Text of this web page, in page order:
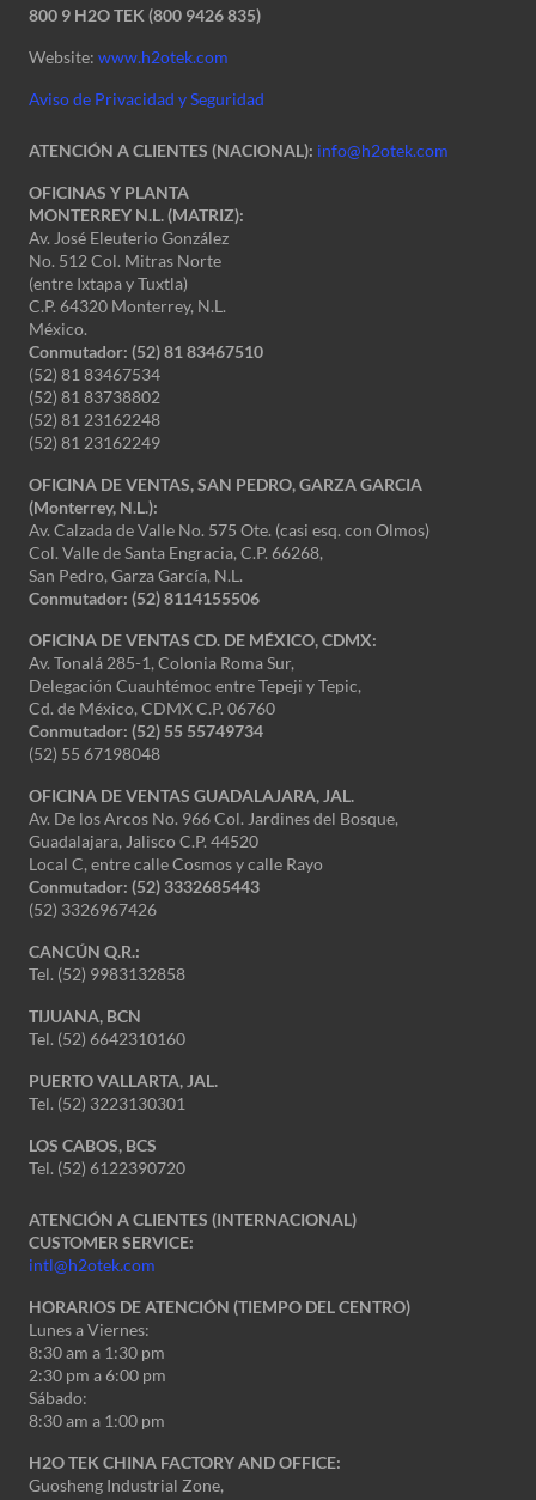
800 9 H2O TEK (800 9426 835)
Website: www.h2otek.com
Aviso de Privacidad y Seguridad
ATENCIÓN A CLIENTES (NACIONAL): info@h2otek.com
OFICINAS Y PLANTA
MONTERREY N.L. (MATRIZ):
Av. José Eleuterio González
No. 512 Col. Mitras Norte
(entre Ixtapa y Tuxtla)
C.P. 64320 Monterrey, N.L.
México.
Conmutador: (52) 81 83467510
(52) 81 83467534
(52) 81 83738802
(52) 81 23162248
(52) 81 23162249
OFICINA DE VENTAS, SAN PEDRO, GARZA GARCIA
(Monterrey, N.L.):
Av. Calzada de Valle No. 575 Ote. (casi esq. con Olmos)
Col. Valle de Santa Engracia, C.P. 66268,
San Pedro, Garza García, N.L.
Conmutador: (52) 8114155506
OFICINA DE VENTAS CD. DE MÉXICO, CDMX:
Av. Tonalá 285-1, Colonia Roma Sur,
Delegación Cuauhtémoc entre Tepeji y Tepic,
Cd. de México, CDMX C.P. 06760
Conmutador: (52) 55 55749734
(52) 55 67198048
OFICINA DE VENTAS GUADALAJARA, JAL.
Av. De los Arcos No. 966 Col. Jardines del Bosque,
Guadalajara, Jalisco C.P. 44520
Local C, entre calle Cosmos y calle Rayo
Conmutador: (52) 3332685443
(52) 3326967426
CANCÚN Q.R.:
Tel. (52) 9983132858
TIJUANA, BCN
Tel. (52) 6642310160
PUERTO VALLARTA, JAL.
Tel. (52) 3223130301
LOS CABOS, BCS
Tel. (52) 6122390720
ATENCIÓN A CLIENTES (INTERNACIONAL)
CUSTOMER SERVICE:
intl@h2otek.com
HORARIOS DE ATENCIÓN (TIEMPO DEL CENTRO)
Lunes a Viernes:
8:30 am a 1:30 pm
2:30 pm a 6:00 pm
Sábado:
8:30 am a 1:00 pm
H2O TEK CHINA FACTORY AND OFFICE:
Guosheng Industrial Zone,